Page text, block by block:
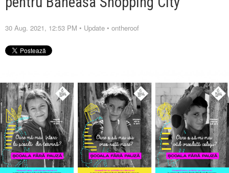
30 Aug. 2021, 12:53 PM • Update • ontheroof